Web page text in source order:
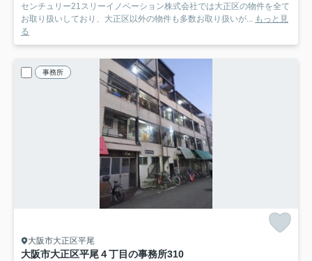
センチュリー21スリーイノベーション株式会社では大正区の物件を全て
お取り扱いしており、大正区以外の物件も多数お取り扱いが...
もっと見
る
事務所
大阪市大正区平尾
大阪市大正区平尾４丁目の事務所310